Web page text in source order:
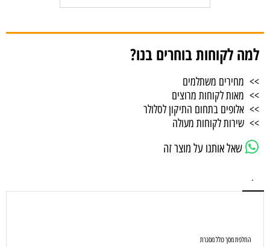
למה לקוחות בוחרים בנו?
>> מחירים משתלמים
>> מאות לקוחות מרוצים
>> אלופים בתחום התיקון לסלולר
>> שירות לקוחות מעולה
שאל אותנו על מוצר זה
.
החלפת מסך כולל מסגרת